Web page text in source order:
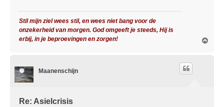
Stil mijn ziel wees stil, en wees niet bang voor de
onzekerheid van morgen. God omgeeft je steeds, Hij is
erbij, in je beproevingen en zorgen!
Maanenschijn
Re: Asielcrisis